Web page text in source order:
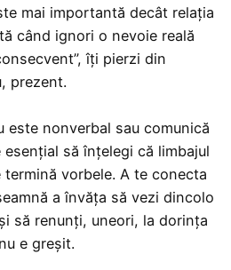
mai importantă decât relația
când ignori o nevoie reală
îți pierzi din
prezent.
este nonverbal sau comunică
să înțelegi că limbajul
vorbele. A te conecta
a învăța să vezi dincolo
să renunți, uneori, la dorința
e greșit.